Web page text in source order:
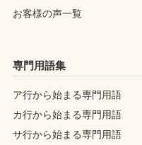
お客様の声一覧
専門用語集
ア行から始まる専門用語
カ行から始まる専門用語
サ行から始まる専門用語